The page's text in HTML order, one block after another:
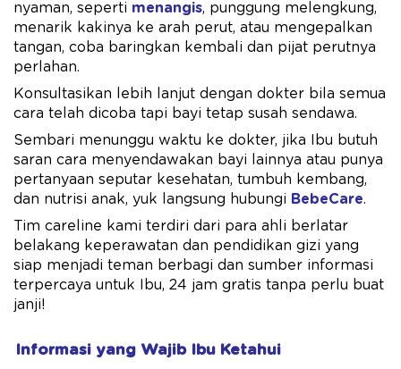
nyaman, seperti menangis, punggung melengkung,
menarik kakinya ke arah perut, atau mengepalkan
tangan, coba baringkan kembali dan pijat perutnya
perlahan.
Konsultasikan lebih lanjut dengan dokter bila semua
cara telah dicoba tapi bayi tetap susah sendawa.
Sembari menunggu waktu ke dokter, jika Ibu butuh
saran cara menyendawakan bayi lainnya atau punya
pertanyaan seputar kesehatan, tumbuh kembang,
dan nutrisi anak, yuk langsung hubungi BebeCare.
Tim careline kami terdiri dari para ahli berlatar
belakang keperawatan dan pendidikan gizi yang
siap menjadi teman berbagi dan sumber informasi
terpercaya untuk Ibu, 24 jam gratis tanpa perlu buat
janji!
Informasi yang Wajib Ibu Ketahui